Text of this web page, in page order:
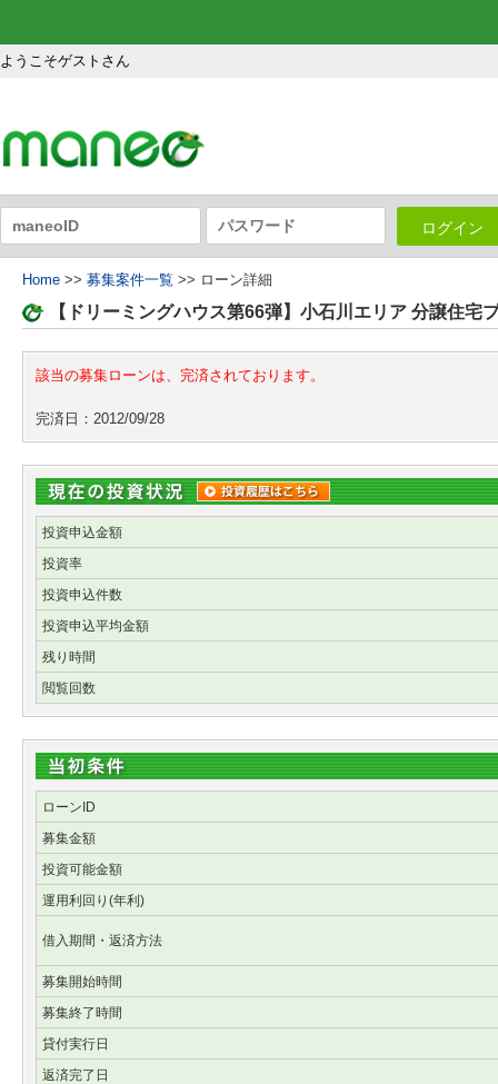
ようこそゲストさん
ログイン
Home >> 募集案件一覧 >> ローン詳細
【ドリーミングハウス第66弾】小石川エリア 分譲住宅
該当の募集ローンは、完済されております。
完済日：2012/09/28
投資申込金額
投資率
投資申込件数
投資申込平均金額
残り時間
閲覧回数
ローンID
募集金額
投資可能金額
運用利回り(年利)
借入期間・返済方法
募集開始時間
募集終了時間
貸付実行日
返済完了日